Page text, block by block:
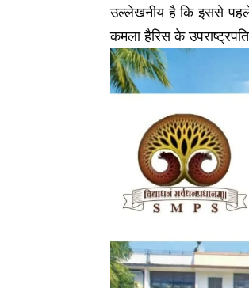
उल्लेखनीय है कि इससे पहले
कमला हैरिस के